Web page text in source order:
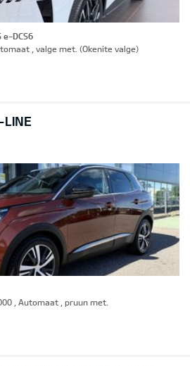
e-DCS6
, valge met. (Okenite valge)
LINE
, Automaat , pruun met.